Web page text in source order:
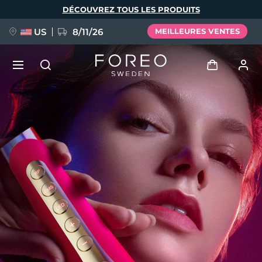
DÉCOUVREZ TOUS LES PRODUITS
US 8/11/26 MEILLEURES VENTES
Se connecter
Profil de l'utilisateur
Mes appareils
Mes commandes
Mes adresses
Mes abonnements
NOUVEAU
FAQ™ Pure Beauty-Tech Elixir
BREAKING NEWS
issa™ Teeth Whitening Set
Langue
English Deutsch
Español
Français
Italiano
Português
Polski
Svenska
Русский
Türkçe
简体中文 繁體中文